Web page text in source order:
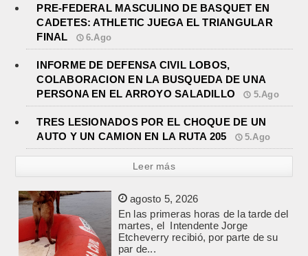
PRE-FEDERAL MASCULINO DE BASQUET EN
CADETES: ATHLETIC JUEGA EL TRIANGULAR
FINAL
6.Ago
INFORME DE DEFENSA CIVIL LOBOS,
COLABORACION EN LA BUSQUEDA DE UNA
PERSONA EN EL ARROYO SALADILLO
5.Ago
TRES LESIONADOS POR EL CHOQUE DE UN
AUTO Y UN CAMION EN LA RUTA 205
5.Ago
Leer más
TRES LESIONADOS POR EL
CHOQUE DE UN AUTO Y UN
CAMION EN LA RUTA 205
agosto 5, 2026